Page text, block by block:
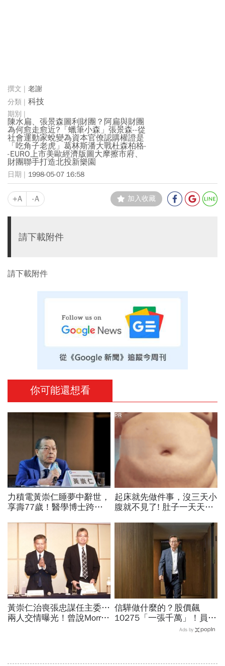
老謝
科技
陳水扁、張景森圖利財團？阿扁與財團
為何愈走愈近?「蠟筆小森」張景森--從
社會運動家蛻變為資本官僚認購權證是
「吃角子老虎」葛林斯潘大戰杜森柏格-
-EURO上市美歐經濟版圖大摩擦市府、
財團聯手打造北投新樂園
1998-05-07 16:58
+A -A 加入收藏
請下載附件
請下載附件
你可能還想看
力積電黃崇仁睡夢中辭世，
享壽77歲！醫學博士跨足
債務、搏「九命怪貓」稱號
起床就先做件事，沒三天小
腹就不見了! 肚子一天天變
PR
黃崇仁治喪張忠謀任主委…
兩人交情曝光！曾說Morris
信驊做什麼的？股價飆
10275「一張千萬」！員工
年薪平均540萬…中年失業
Ads by